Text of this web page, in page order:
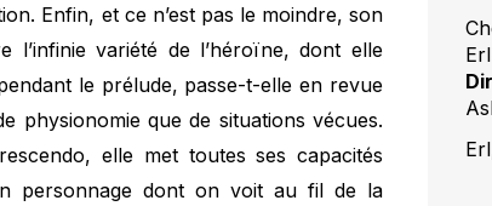
Enfin, et ce n’est pas le moindre, son
l’infinie variété de l’héroïne, dont elle
le prélude, passe-t-elle en revue
physionomie que de situations vécues.
elle met toutes ses capacités
personnage dont on voit au fil de la
Erl